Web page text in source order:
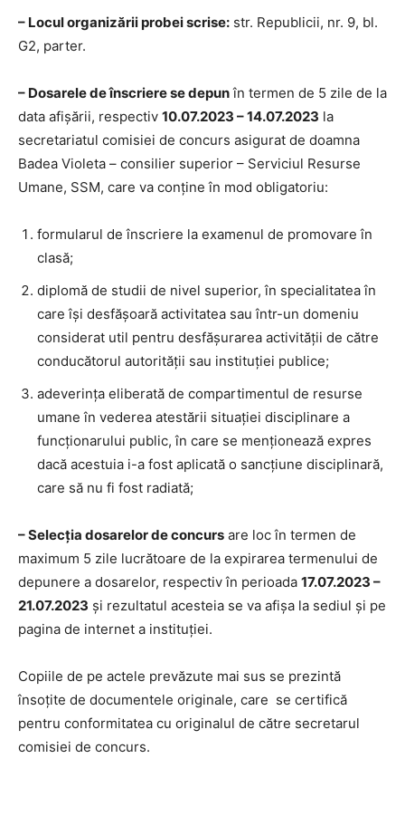
– Locul organizării probei scrise: str. Republicii, nr. 9, bl.
G2, parter.
– Dosarele de înscriere se depunîn termen de 5 zile de la
data afișării, respectiv 10.07.2023 – 14.07.2023 la
secretariatul comisiei de concurs asigurat de doamna
Badea Violeta – consilier superior – Serviciul Resurse
Umane, SSM, care va conține în mod obligatoriu:
formularul de înscriere la examenul de promovare în
clasă;
diplomă de studii de nivel superior, în specialitatea în
care își desfășoară activitatea sau într-un domeniu
considerat util pentru desfășurarea activității de către
conducătorul autorității sau instituției publice;
adeverința eliberată de compartimentul de resurse
umane în vederea atestării situației disciplinare a
funcționarului public, în care se menționează expres
dacă acestuia i-a fost aplicată o sancțiune disciplinară,
care să nu fi fost radiată;
–Selecția dosarelor de concurs are loc în termen de
maximum 5 zile lucrătoare de la expirarea termenului de
depunere a dosarelor, respectiv în perioada 17.07.2023 –
21.07.2023 și rezultatul acesteia se va afișa la sediul și pe
pagina de internet a instituției.
Copiile de pe actele prevăzute mai sus se prezintă
însoțite de documentele originale, care se certifică
pentru conformitatea cu originalul de către secretarul
comisiei de concurs.